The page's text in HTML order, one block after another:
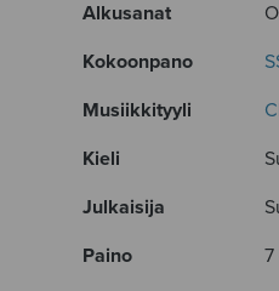
Alkusanat
Kokoonpano
Musiikkityyli
Kieli
Julkaisija
Paino
7